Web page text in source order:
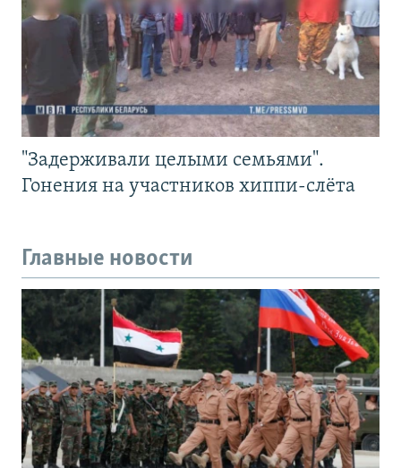
"Задерживали целыми семьями".
Гонения на участников хиппи-слёта
Главные новости